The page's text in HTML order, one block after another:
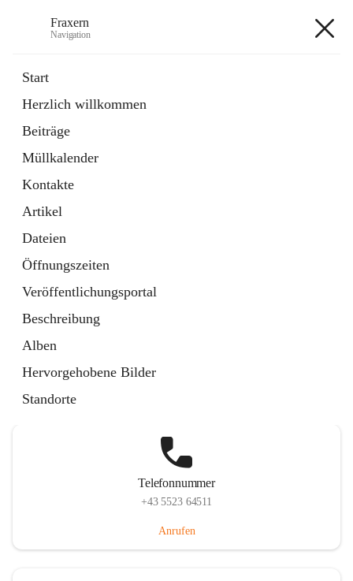
Fraxern
Navigation
Start
Herzlich willkommen
Beiträge
Müllkalender
Kontakte
Artikel
Dateien
Öffnungszeiten
Veröffentlichungsportal
Beschreibung
Alben
Hervorgehobene Bilder
Standorte
Ordner
in
Tab
Formulare
Artikel
öffnet
in
neuem
Tab
Telefonnummer
+43 5523 64511
Anrufen